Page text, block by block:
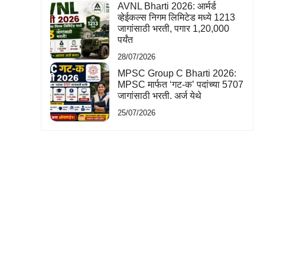
AVNL Bharti 2026: आर्मर्ड
व्हेईकल्स निगम लिमिटेड मध्ये 1213
जागांसाठी भरती, पगार 1,20,000
पर्यंत
28/07/2026
MPSC Group C Bharti 2026:
MPSC मार्फत ‘गट-क’ पदांच्या 5707
जागांसाठी भरती. अर्ज येथे
25/07/2026